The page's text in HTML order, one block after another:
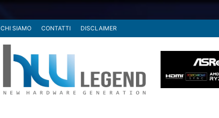
CHI SIAMO CONTATTI DISCLAIMER